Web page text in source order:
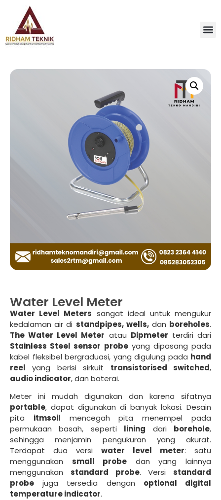
Water Level Meter
Water Level Meters sangat ideal untuk mengukur
kedalaman air di standpipes, wells,dan boreholes.
The Water Level Meter atau Dipmeter terdiri dari
Stainless Steel sensor probeyang dipasang pada
kabel fleksibel bergraduasi, yang digulung pada hand
reel yang berisi sirkuit transistorised switched,
audio indicator, dan baterai.
Meter ini mudah digunakan dan karena sifatnya
portable, dapat digunakan di banyak lokasi. Desain
pita itmsoil mencegah pita menempel pada
permukaan basah, seperti lining dari borehole,
sehingga menjamin pengukuran yang akurat.
Terdapat dua versi water level meter: satu
menggunakan small probe dan yang lainnya
menggunakan standard probe. Versi standard
probe juga tersedia dengan optional digital
temperature indicator.